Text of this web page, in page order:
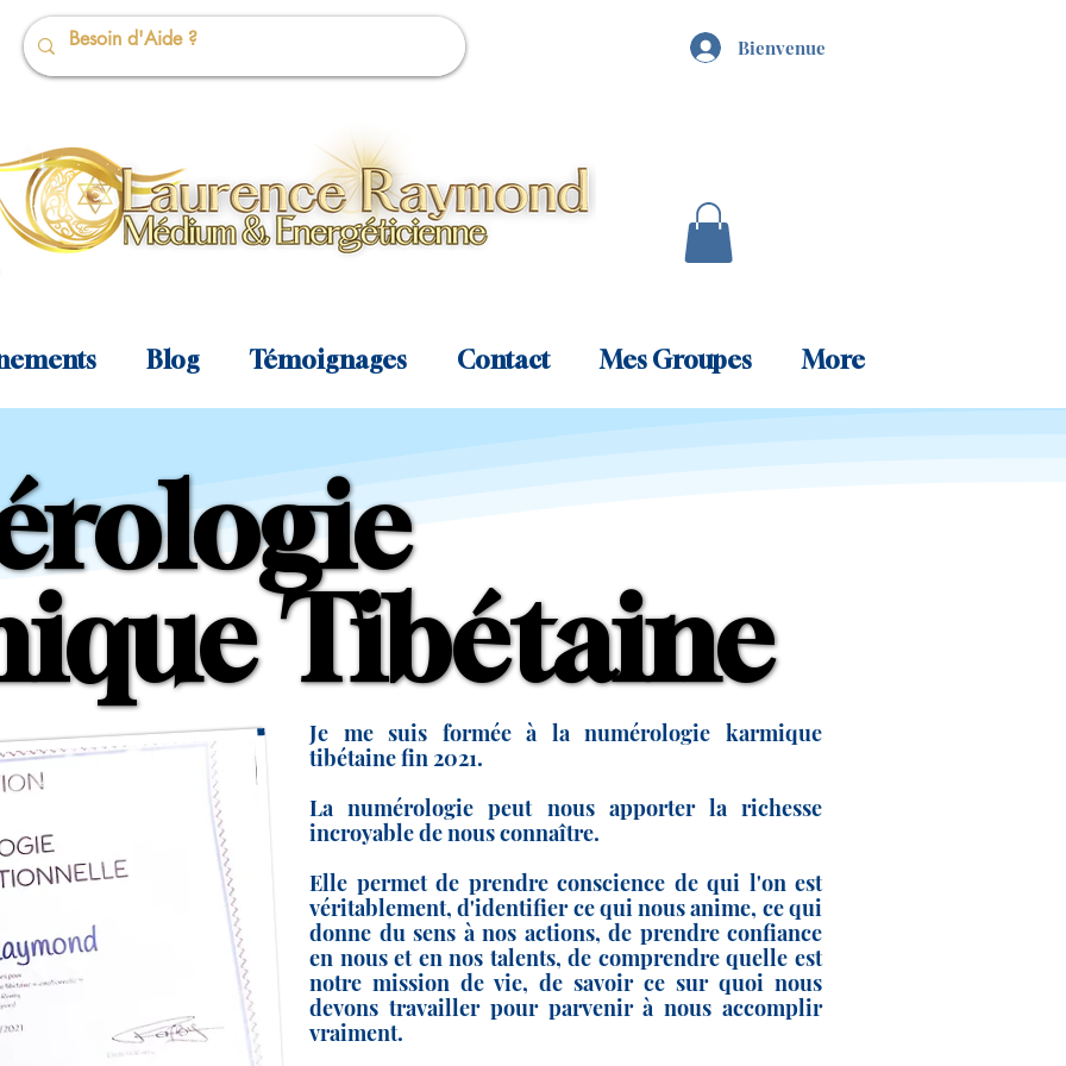
Bienvenue
Blog Témoignages Contact Mes Groupes More
Tibétaine
Tibétaine
Je me suis formée à la numérologie karmique
tibétaine fin 2021.
La numérologie peut nous apporter la richesse
incroyable de nous connaître.
Elle permet de prendre conscience de qui l'on est
véritablement, d'identifier ce qui nous anime, ce qui
donne du sens à nos actions, de prendre confiance
en nous et en nos talents, de comprendre quelle est
notre mission de vie, de savoir ce sur quoi nous
devons travailler pour parvenir à nous accomplir
vraiment.